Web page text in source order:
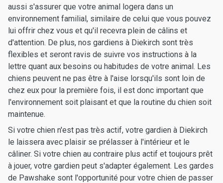
aussi s'assurer que votre animal logera dans un
environnement familial, similaire de celui que vous pouvez
lui offrir chez vous et qu'il recevra plein de câlins et
d'attention. De plus, nos gardiens à Diekirch sont très
flexibles et seront ravis de suivre vos instructions à la
lettre quant aux besoins ou habitudes de votre animal. Les
chiens peuvent ne pas être à l'aise lorsqu'ils sont loin de
chez eux pour la première fois, il est donc important que
l'environnement soit plaisant et que la routine du chien soit
maintenue.
Si votre chien n'est pas très actif, votre gardien à Diekirch
le laissera avec plaisir se prélasser à l'intérieur et le
câliner. Si votre chien au contraire plus actif et toujours prêt
à jouer, votre gardien peut s'adapter également. Les gardes
de Pawshake sont l'opportunité pour votre chien de passer